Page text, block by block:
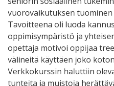
vuorovaikutuksen
Tavoitteena oli luoda
oppimisympäristö ja
opettaja motivoi oppijaa
välineitä käyttäen joko
Verkkokurssin haluttiin
tunteita ja muistoja